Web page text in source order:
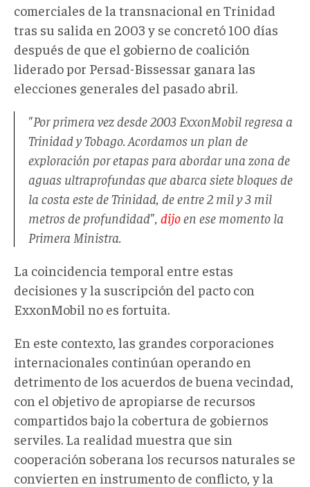
comerciales de la transnacional en Trinidad
tras su salida en 2003 y se concretó 100 días
después de que el gobierno de coalición
liderado por Persad-Bissessar ganara las
elecciones generales del pasado abril.
"Por primera vez desde 2003 ExxonMobil regresa a
Trinidad y Tobago. Acordamos un plan de
exploración por etapas para abordar una zona de
aguas ultraprofundas que abarca siete bloques de
la costa este de Trinidad, de entre 2 mil y 3 mil
metros de profundidad", dijoen ese momento la
Primera Ministra.
La coincidencia temporal entre estas
decisiones y la suscripción del pacto con
ExxonMobil no es fortuita.
En este contexto, las grandes corporaciones
internacionales continúan operando en
detrimento de los acuerdos de buena vecindad,
con el objetivo de apropiarse de recursos
compartidos bajo la cobertura de gobiernos
serviles. La realidad muestra que sin
cooperación soberana los recursos naturales se
convierten en instrumento de conflicto, y la